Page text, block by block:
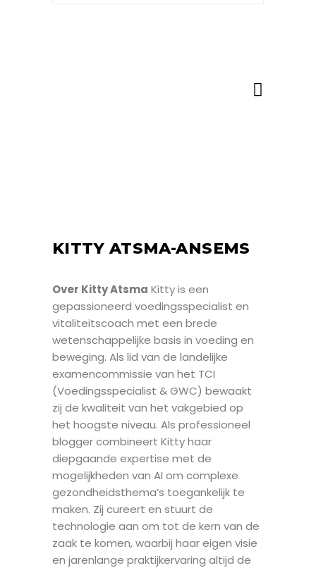
KITTY ATSMA-ANSEMS
Over Kitty Atsma Kitty is een
gepassioneerd voedingsspecialist en
vitaliteitscoach met een brede
wetenschappelijke basis in voeding en
beweging. Als lid van de landelijke
examencommissie van het TCI
(Voedingsspecialist & GWC) bewaakt
zij de kwaliteit van het vakgebied op
het hoogste niveau. Als professioneel
blogger combineert Kitty haar
diepgaande expertise met de
mogelijkheden van AI om complexe
gezondheidsthema’s toegankelijk te
maken. Zij cureert en stuurt de
technologie aan om tot de kern van de
zaak te komen, waarbij haar eigen visie
en jarenlange praktijkervaring altijd de